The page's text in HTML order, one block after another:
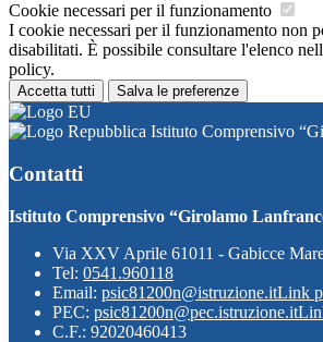
Cookie necessari per il funzionamento
I cookie necessari per il funzionamento non
disabilitati. È possibile consultare l'elenco
policy.
Accetta tutti Salva le preferenze
Istituto Comprensivo
Contatti
Istituto Comprensivo “Girolamo
Via XXV Aprile 61011 - Gabicce
Tel: 0541.960118
Email: psic81200n@istruzione.itLink
PEC: psic81200n@pec.istruzione.it
C.F.: 92020460413